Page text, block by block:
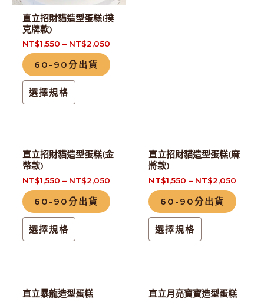
直立招財貓造型蛋糕(撲
克牌款)
NT$1,550 – NT$2,050
60-90分出貨
選擇規格
可
在
產
面
選
選
直立招財貓造型蛋糕(金
幣款)
NT$1,550 – NT$2,050
60-90分出貨
選擇規格
此
品
有
多
在
直立招財貓造型蛋糕(麻
將款)
NT$1,550 – NT$2,050
60-90分出貨
選擇規格
此
品
有
多
在
直立暴龍造型蛋糕 直立月亮寶寶造型蛋糕
此